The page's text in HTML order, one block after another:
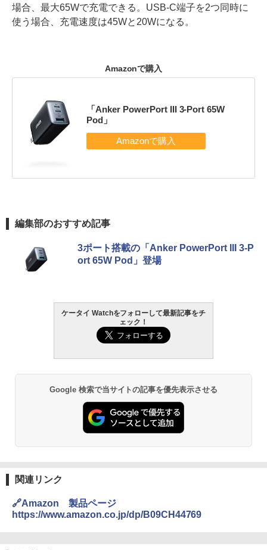
場合、最大65Wで充電できる。USB-C端子を2つ同時に
使う場合、充電速度は45Wと20Wになる。
Amazonで購入
「Anker PowerPort III 3-Port 65W
Pod」
編集部のおすすめ記事
3ポート搭載の「Anker PowerPort III 3-P
ort 65W Pod」登場
ケータイ Watchをフォローして最新記事をチ
ェック！
Google 検索で当サイトの記事を優先表示させる
関連リンク
🔗Amazon 製品ページ
https://www.amazon.co.jp/dp/B09CH44769